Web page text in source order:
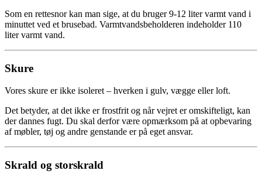
Som en rettesnor kan man sige, at du bruger 9-12 liter varmt vand i
minuttet ved et brusebad. Varmtvandsbeholderen indeholder 110
liter varmt vand.
Skure
Vores skure er ikke isoleret – hverken i gulv, vægge eller loft.
Det betyder, at det ikke er frostfrit og når vejret er omskifteligt, kan
der dannes fugt. Du skal derfor være opmærksom på at opbevaring
af møbler, tøj og andre genstande er på eget ansvar.
Skrald og storskrald